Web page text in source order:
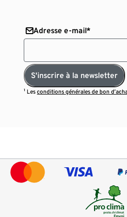
Adresse e-mail*
S'inscrire à la newsletter
¹ Lesconditions générales de bon